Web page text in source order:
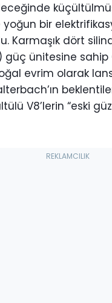
bir
Karmaşık dört
güç ünitesine sahip
evrim olarak
V8’lerin “eski